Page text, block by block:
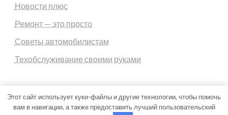
Новости плюс
Ремонт — это просто
Советы автомобилистам
Техобслуживание своими руками
Этот сайт использует куки-файлы и другие технологии, чтобы помочь
вам в навигации, а также предоставить лучший пользовательский